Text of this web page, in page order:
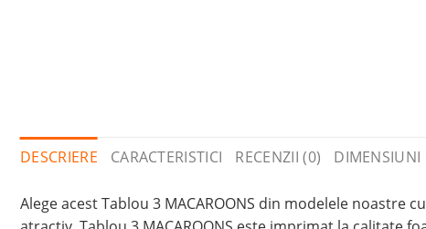
DESCRIERE CARACTERISTICI RECENZII (0) DIMENSIUNI
Alege acest Tablou 3 MACAROONS din modelele